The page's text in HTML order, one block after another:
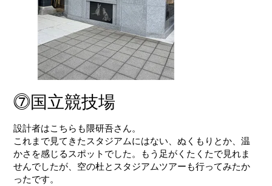
⓻国立競技場
設計者はこちらも隈研吾さん。
これまで見てきたスタジアムにはない、ぬくもりとか、温
かさを感じるスポットでした。もう足がくたくたで見れま
せんでしたが、空の杜とスタジアムツアーも行ってみたか
ったです。